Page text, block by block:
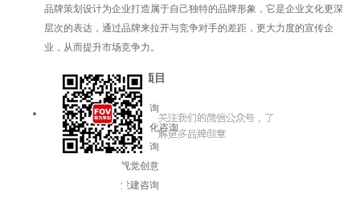
品牌策划设计为企业打造属于自己独特的品牌形象，它是企业文化更深
层次的表达，通过品牌来拉开与竞争对手的差距，更大力度的宣传企
业，从而提升市场竞争力。
服务项目
品牌咨询
企业文化咨询
增长咨询
视觉创意
党建咨询